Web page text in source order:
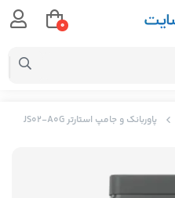
پاوربانک و جامپ استارتر Baseus Reboost Jump Starter CRJS02-A0Gبا منبع تغذیه ذخیره سازی انرژی قابل حمل 220 ولت / 100 وات (CN + EU)
0